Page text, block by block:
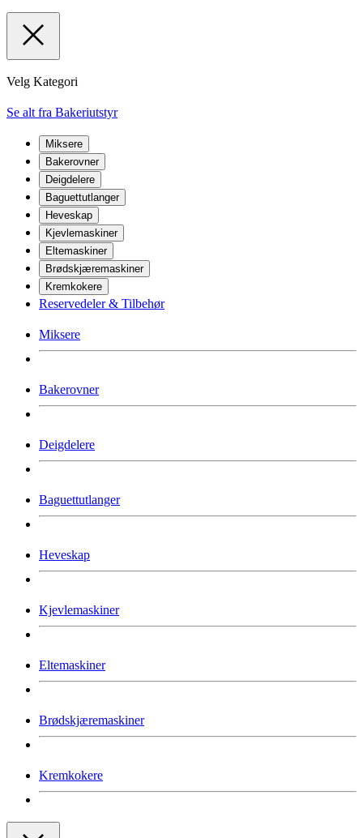
Velg Kategori
Se alt fra Bakeriutstyr
Miksere
Bakerovner
Deigdelere
Baguettutlanger
Heveskap
Kjevlemaskiner
Eltemaskiner
Brødskjæremaskiner
Kremkokere
Reservedeler & Tilbehør
Miksere
Bakerovner
Deigdelere
Baguettutlanger
Heveskap
Kjevlemaskiner
Eltemaskiner
Brødskjæremaskiner
Kremkokere